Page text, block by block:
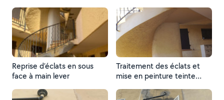
Reprise d’éclats en sous
face à main lever
Traitement des éclats et
mise en peinture teinte